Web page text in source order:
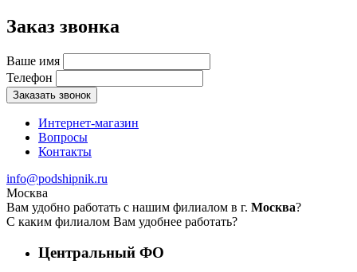
Заказ звонка
Ваше имя
Телефон
Заказать звонок
Интернет-магазин
Вопросы
Контакты
info@podshipnik.ru
Москва
Вам удобно работать с нашим филиалом в г. Москва?
С каким филиалом Вам удобнее работать?
Центральный ФО